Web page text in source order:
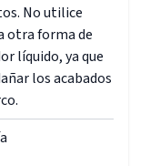
No utilice
otra forma de
líquido, ya que
los acabados